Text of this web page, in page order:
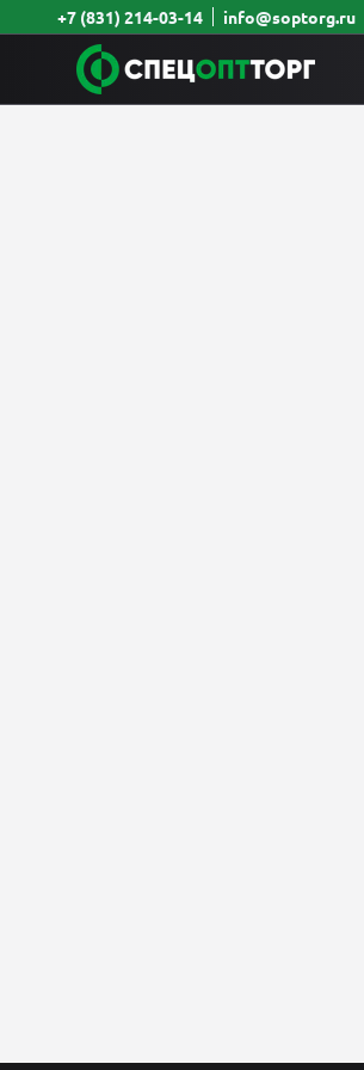
+7 (831) 214-03-14 info@soptorg.ru